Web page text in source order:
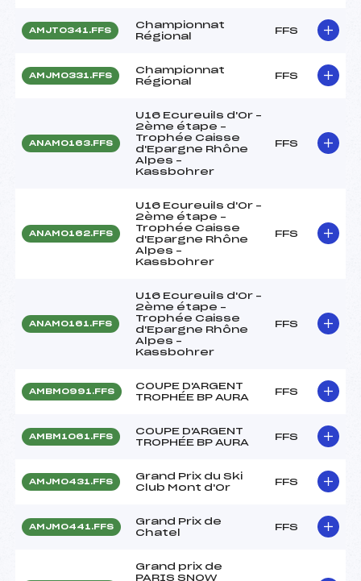
AMJT0341.FFS
Championnat
Régional
FFS
AMJM0331.FFS
Championnat
Régional
FFS
ANAM0163.FFS
U16 Ecureuils d'Or –
2ème étape –
Trophée Caisse
d'Epargne Rhône
Alpes –
Kassbohrer
FFS
ANAM0162.FFS
U16 Ecureuils d'Or –
2ème étape –
Trophée Caisse
d'Epargne Rhône
Alpes –
Kassbohrer
FFS
ANAM0161.FFS
U16 Ecureuils d'Or –
2ème étape –
Trophée Caisse
d'Epargne Rhône
Alpes –
Kassbohrer
FFS
AMBM0991.FFS
COUPE D'ARGENT
TROPHÉE BP AURA
FFS
AMBM1061.FFS
COUPE D'ARGENT
TROPHÉE BP AURA
FFS
AMJM0431.FFS
Grand Prix du Ski
Club Mont d'Or
FFS
AMJM0441.FFS
Grand Prix de
Chatel
FFS
Grand prix de
PARIS SNOW